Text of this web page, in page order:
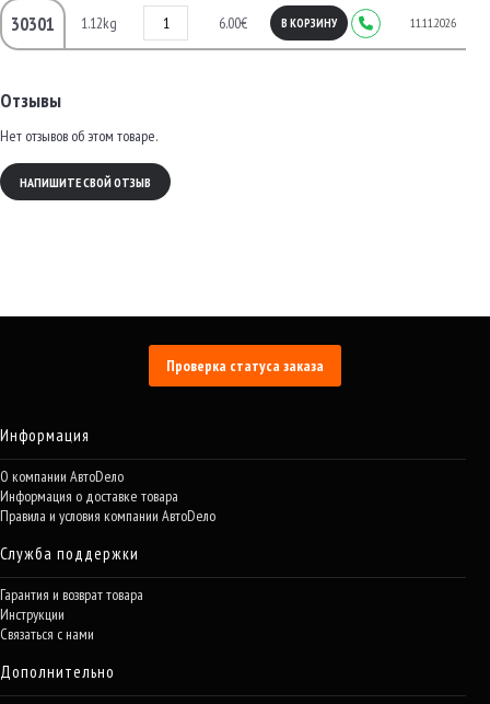
30301 1.12kg 6.00€ В КОРЗИНУ 11.11.2026
Отзывы
Нет отзывов об этом товаре.
НАПИШИТЕ СВОЙ ОТЗЫВ
Проверка статуса заказа
Информация
О компании АвтоDело
Информация о доставке товара
Правила и условия компании АвтоDело
Служба поддержки
Гарантия и возврат товара
Инструкции
Связаться с нами
Дополнительно